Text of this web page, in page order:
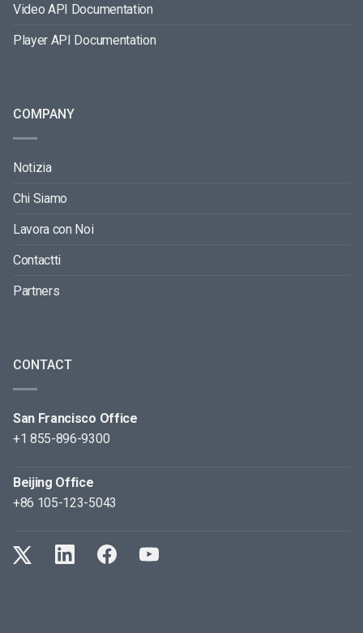
Video API Documentation
Player API Documentation
COMPANY
Notizia
Chi Siamo
Lavora con Noi
Contactti
Partners
CONTACT
San Francisco Office
+1 855-896-9300
Beijing Office
+86 105-123-5043